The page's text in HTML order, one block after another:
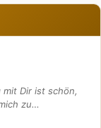
mit Dir ist schön,
zu…